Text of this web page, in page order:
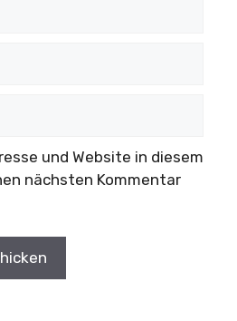
und Website in diesem
nächsten Kommentar